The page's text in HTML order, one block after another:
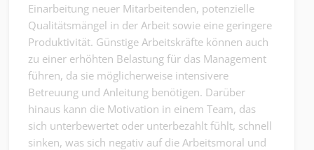
Einarbeitung neuer Mitarbeitenden, potenzielle
Qualitätsmängel in der Arbeit sowie eine geringere
Produktivität. Günstige Arbeitskräfte können auch
zu einer erhöhten Belastung für das Management
führen, da sie möglicherweise intensivere
Betreuung und Anleitung benötigen. Darüber
hinaus kann die Motivation in einem Team, das
sich unterbewertet oder unterbezahlt fühlt, schnell
sinken, was sich negativ auf die Arbeitsmoral und